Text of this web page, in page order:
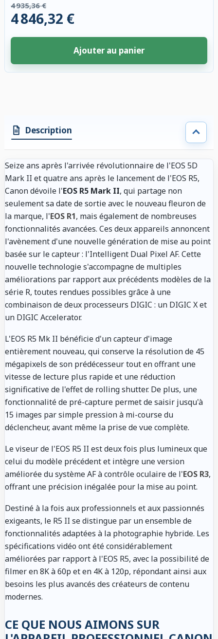
4 935,36 €
4 846,32 €
Ajouter au panier
Description
Seize ans après l'arrivée révolutionnaire de l'EOS 5D
Mark II et quatre ans après le lancement de l'EOS R5,
Canon dévoile l'EOS R5 Mark II, qui partage non
seulement sa date de sortie avec le nouveau fleuron de
la marque, l'EOS R1, mais également de nombreuses
fonctionnalités avancées. Ces deux appareils annoncent
l'avènement d'une nouvelle génération de mise au point
basée sur le capteur : l'Intelligent Dual Pixel AF. Cette
nouvelle technologie s'accompagne de multiples
améliorations par rapport aux précédents modèles de la
série R, toutes rendues possibles grâce à une
combinaison de deux processeurs DIGIC : un DIGIC X et
un DIGIC Accelerator.
L'EOS R5 Mk II bénéficie d'un capteur d'image
entièrement nouveau, qui conserve la résolution de 45
mégapixels de son prédécesseur tout en offrant une
vitesse de lecture plus rapide et une réduction
significative de l'effet de rolling shutter. De plus, une
fonctionnalité de pré-capture permet de saisir jusqu'à
15 images par simple pression à mi-course du
déclencheur, avant même la prise de vue complète.
Le viseur de l'EOS R5 II est deux fois plus lumineux que
celui du modèle précédent et intègre une version
améliorée du système AF à contrôle oculaire de l'EOS R3,
offrant une précision inégalée pour la mise au point.
Destiné à la fois aux professionnels et aux passionnés
exigeants, le R5 II se distingue par un ensemble de
fonctionnalités adaptées à la photographie hybride. Les
spécifications vidéo ont été considérablement
améliorées par rapport à l'EOS R5, avec la possibilité de
filmer en 8K à 60p et en 4K à 120p, répondant ainsi aux
besoins les plus avancés des créateurs de contenu
modernes.
CE QUE NOUS AIMONS SUR